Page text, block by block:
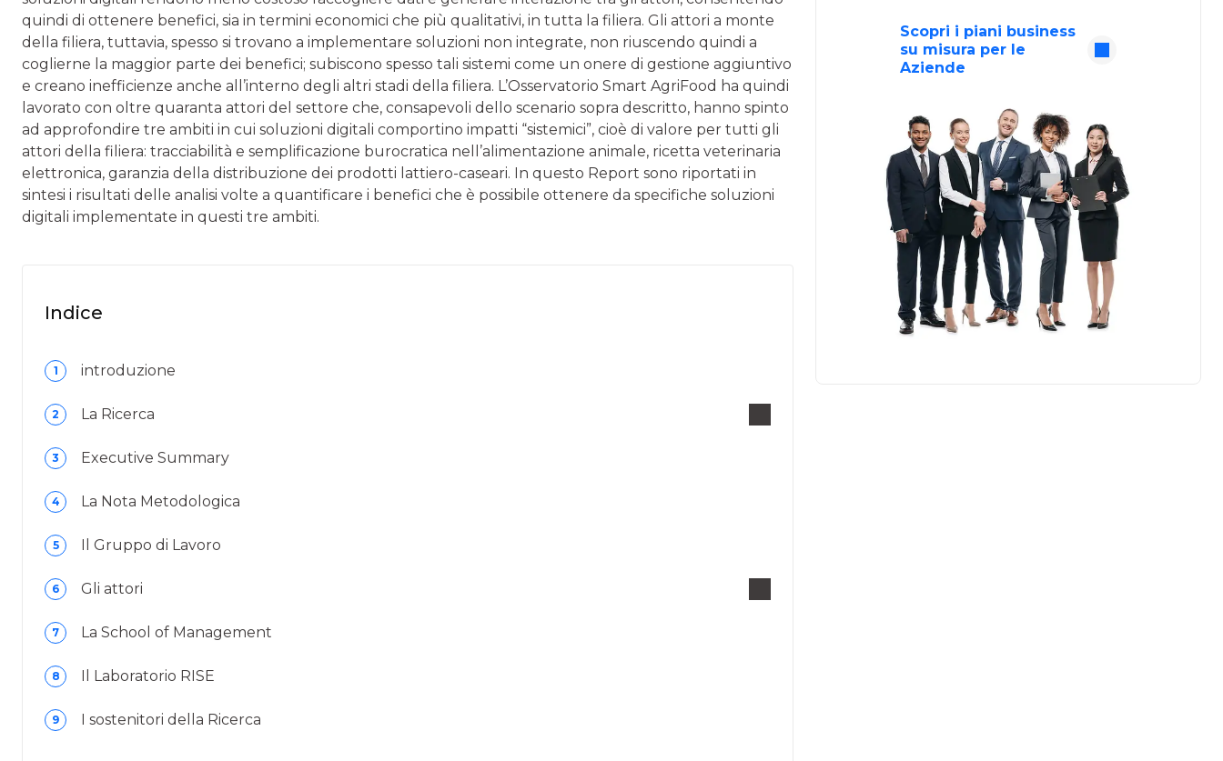
quindi di ottenere benefici, sia in termini economici che più qualitativi, in tutta la filiera. Gli attori a monte
della filiera, tuttavia, spesso si trovano a implementare soluzioni non integrate, non riuscendo quindi a
coglierne la maggior parte dei benefici; subiscono spesso tali sistemi come un onere di gestione aggiuntivo
e creano inefficienze anche all’interno degli altri stadi della filiera. L’Osservatorio Smart AgriFood ha quindi
lavorato con oltre quaranta attori del settore che, consapevoli dello scenario sopra descritto, hanno spinto
ad approfondire tre ambiti in cui soluzioni digitali comportino impatti “sistemici”, cioè di valore per tutti gli
attori della filiera: tracciabilità e semplificazione burocratica nell’alimentazione animale, ricetta veterinaria
elettronica, garanzia della distribuzione dei prodotti lattiero-caseari. In questo Report sono riportati in
sintesi i risultati delle analisi volte a quantificare i benefici che è possibile ottenere da specifiche soluzioni
digitali implementate in questi tre ambiti.
Indice
1 introduzione
2 La Ricerca
3 Executive Summary
4 La Nota Metodologica
5 Il Gruppo di Lavoro
6 Gli attori
7 La School of Management
8 Il Laboratorio RISE
9 I sostenitori della Ricerca
Scopri i piani business
su misura per le
Aziende